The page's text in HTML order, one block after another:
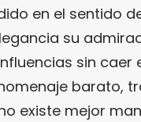
en el sentido
su
sin caer
barato,
existe mejor